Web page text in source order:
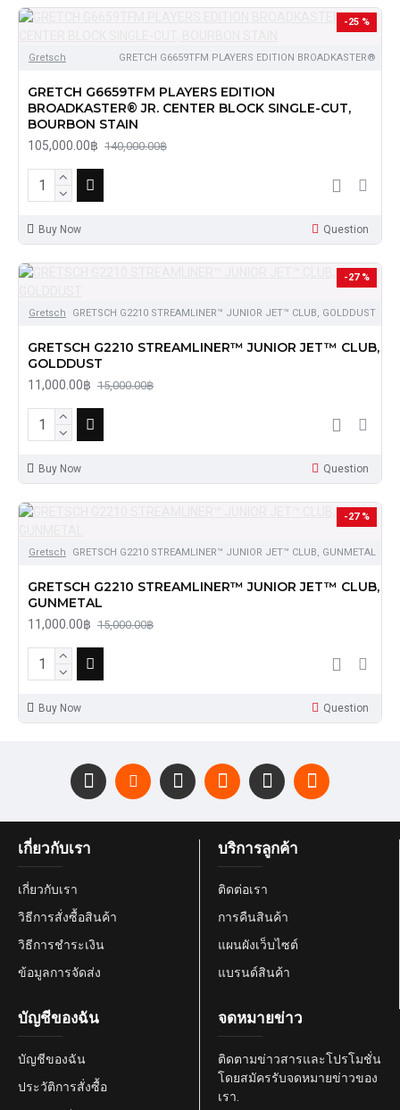
-25 %
Gretsch GRETCH G6659TFM PLAYERS EDITION BROADKASTER®
GRETCH G6659TFM PLAYERS EDITION
BROADKASTER® JR. CENTER BLOCK SINGLE-CUT,
BOURBON STAIN
105,000.00฿ 140,000.00฿
Buy Now Question
-27 %
Gretsch GRETSCH G2210 STREAMLINER™ JUNIOR JET™ CLUB, GOLDDUST
GRETSCH G2210 STREAMLINER™ JUNIOR JET™ CLUB,
GOLDDUST
11,000.00฿ 15,000.00฿
Buy Now Question
-27 %
Gretsch GRETSCH G2210 STREAMLINER™ JUNIOR JET™ CLUB, GUNMETAL
GRETSCH G2210 STREAMLINER™ JUNIOR JET™ CLUB,
GUNMETAL
11,000.00฿ 15,000.00฿
Buy Now Question
เกี่ยวกับเรา
เกี่ยวกับเรา
วิธีการสั่งซื้อสินค้า
วิธีการชำระเงิน
ข้อมูลการจัดส่ง
บริการลูกค้า
ติดต่อเรา
การคืนสินค้า
แผนผังเว็บไซต์
แบรนด์สินค้า
บัญชีของฉัน
บัญชีของฉัน
ประวัติการสั่งซื้อ
จดหมายข่าว
ติดตามข่าวสารและโปรโมชั่น
โดยสมัครรับจดหมายข่าวของ
เรา.